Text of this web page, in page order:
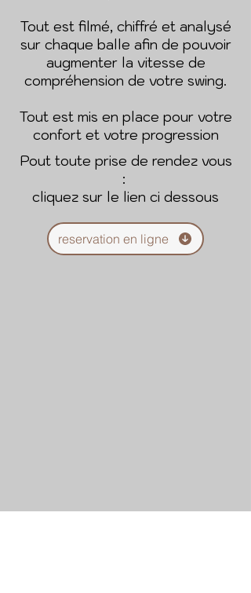
Tout est filmé, chiffré et analysé
sur chaque balle afin de pouvoir
augmenter la vitesse de
compréhension de votre swing.
Tout est mis en place pour votre
confort et votre progression
Pout toute prise de rendez vous
:
cliquez sur le lien ci dessous
reservation en ligne